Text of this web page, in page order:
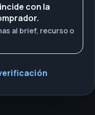
con la
al brief, recurso o